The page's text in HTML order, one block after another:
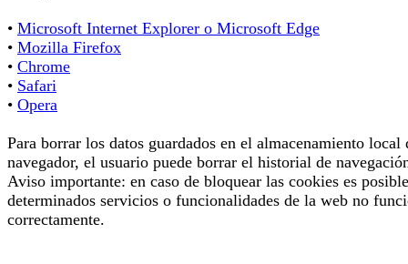
• Microsoft Internet Explorer o Microsoft Edge
• Mozilla Firefox
• Chrome
• Safari
• Opera
Para borrar los datos guardados en el almacenamiento local
navegador, el usuario puede borrar el historial de
Aviso importante: en caso de bloquear las cookies es
determinados servicios o funcionalidades de la web no
correctamente.